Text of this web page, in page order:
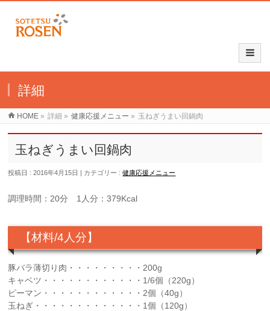
詳細
HOME » 詳細 » 健康応援メニュー » 玉ねぎうまい回鍋肉
玉ねぎうまい回鍋肉
投稿日 : 2016年4月15日 カテゴリー :健康応援メニュー
調理時間：20分 1人分：379Kcal
【材料/4人分】
豚バラ薄切り肉・・・・・・・・・200g
キャベツ・・・・・・・・・・・・1/6個（220g）
ピーマン・・・・・・・・・・・・2個（40g）
玉ねぎ・・・・・・・・・・・・・1個（120g）